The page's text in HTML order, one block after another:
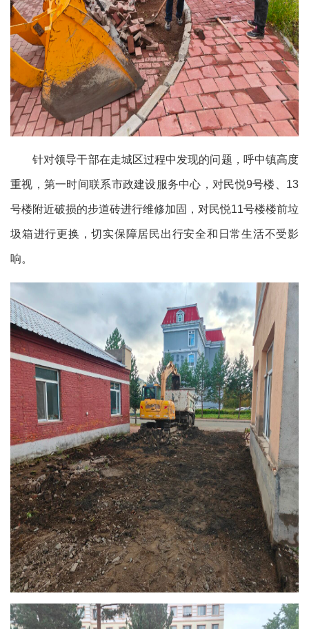
针对领导干部在走城区过程中发现的问题，呼中镇高度
重视，第一时间联系市政建设服务中心，对民悦9号楼、13
号楼附近破损的步道砖进行维修加固，对民悦11号楼楼前垃
圾箱进行更换，切实保障居民出行安全和日常生活不受影
响。